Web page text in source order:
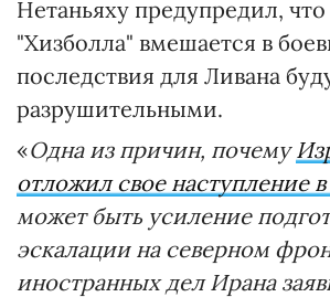
Нетаньяху предупредил,
"Хизболла" вмешается в
последствия для Ливана
разрушительными.
«Одна из причин, почему
отложил свое наступление в
может быть усиление
эскалации на северном
иностранных дел Ирана